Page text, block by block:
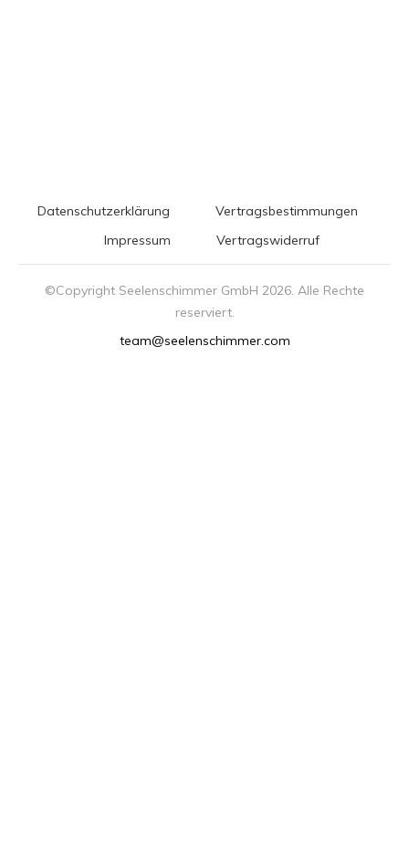
Datenschutzerklärung
Vertragsbestimmungen
Impressum
Vertragswiderruf
©Copyright Seelenschimmer GmbH 2026. Alle Rechte
reserviert.
team@seelenschimmer.com